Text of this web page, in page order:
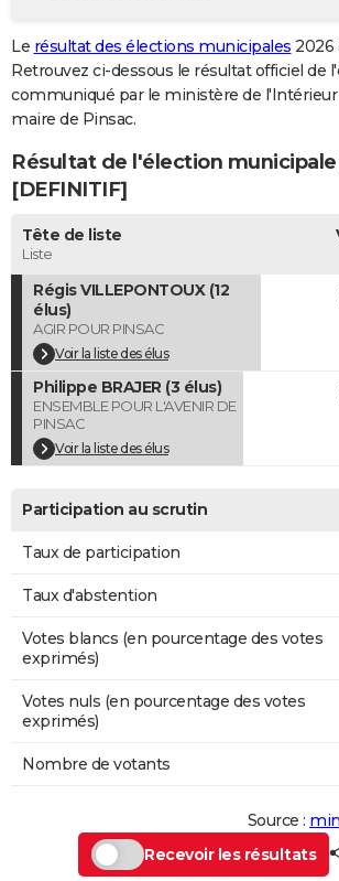
GUIDES D'ACHAT
BONS PLANS
CARTE DE VOEUX
Carte de Noël
Carte Bonne année
Carte Saint-Valentin
Carte Pâques
Carte d'anniversaire
DICTIONNAIRE
Dictionnaire
Biographies
Citations
Expressions
Proverbes
PROGRAMME TV
COPAINS D'AVANT
S'inscrire
Se connecter
Lycées
Collèges
Primaires
Universités
Entreprises
Service militaire
Avis de recherche
AVIS DE DÉCÈS
FORUM
Bricolage
Lifestyle
Culture
Sport
Auto
Television
Voyage
Cinema
Le résultat des élections municipales 2026
Retrouvez ci-dessous le résultat officiel de
communiqué par le ministère de
maire de Pinsac.
Résultat de l'élection municipale
[DEFINITIF]
Tête de liste
Liste
Régis VILLEPONTOUX (12
élus)
AGIR POUR PINSAC
Voir la liste des élus
Philippe BRAJER (3 élus)
ENSEMBLE POUR L'AVENIR DE
PINSAC
Voir la liste des élus
Participation au scrutin
Taux de participation
Taux d'abstention
Votes blancs (en pourcentage des votes
exprimés)
Votes nuls (en pourcentage des votes
exprimés)
Nombre de votants
Source :
Recevoir les résultats